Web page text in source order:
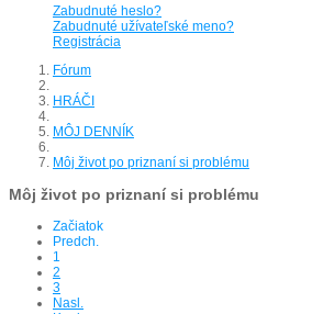
Zabudnuté heslo?
Zabudnuté užívateľské meno?
Registrácia
Fórum
HRÁČI
MÔJ DENNÍK
Môj život po priznaní si problému
Môj život po priznaní si problému
Začiatok
Predch.
1
2
3
Nasl.